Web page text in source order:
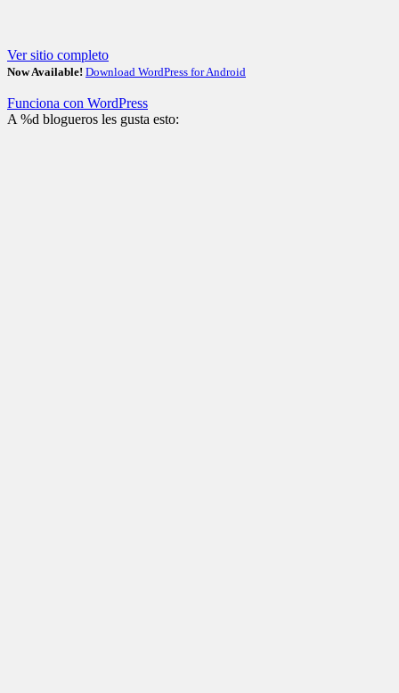
Ver sitio completo
Now Available! Download WordPress for Android
Funciona con WordPress
A%d blogueros les gusta esto: